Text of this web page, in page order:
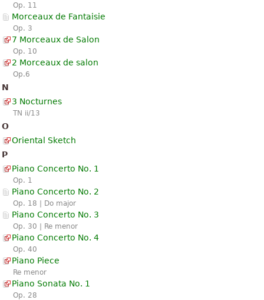
Op. 11
Morceaux de Fantaisie
Op. 3
7 Morceaux de Salon
Op. 10
2 Morceaux de salon
Op.6
N
3 Nocturnes
TN ii/13
O
Oriental Sketch
P
Piano Concerto No. 1
Op. 1
Piano Concerto No. 2
Op. 18 | Do major
Piano Concerto No. 3
Op. 30 | Re menor
Piano Concerto No. 4
Op. 40
Piano Piece
Re menor
Piano Sonata No. 1
Op. 28